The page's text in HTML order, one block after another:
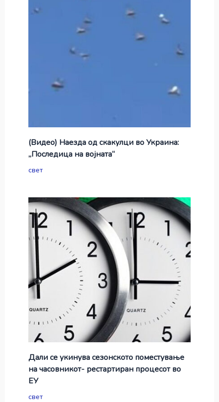
(Видео) Наезда од скакулци во Украина:
„Последица на војната“
свет
Дали се укинува сезонското поместување
на часовникот- рестартиран процесот во
ЕУ
свет